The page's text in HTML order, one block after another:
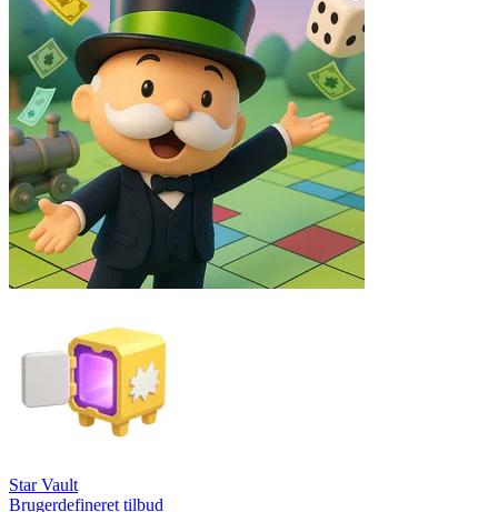
Star Vault
Brugerdefineret tilbud